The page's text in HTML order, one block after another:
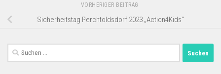
VORHERIGER BEITRAG
Sicherheitstag Perchtoldsdorf 2023 „Action4Kids“
Suchen
nach: